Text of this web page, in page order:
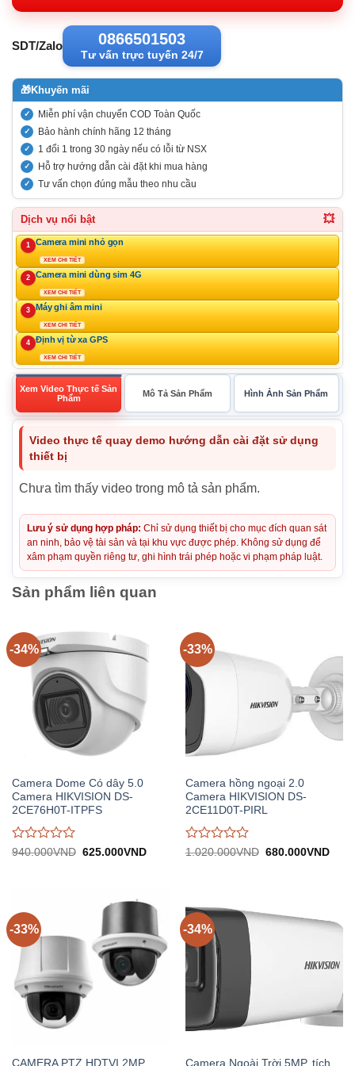
SDT/Zalo 0866501503
Tư vấn trực tuyến 24/7
🎁Khuyến mãi
Miễn phí vận chuyển COD Toàn Quốc
Bảo hành chính hãng 12 tháng
1 đổi 1 trong 30 ngày nếu có lỗi từ NSX
Hỗ trợ hướng dẫn cài đặt khi mua hàng
Tư vấn chọn đúng mẫu theo nhu cầu
Dịch vụ nổi bật 💥
1 Camera mini nhỏ gọn
XEM CHI TIẾT
2 Camera mini dùng sim 4G
XEM CHI TIẾT
3 Máy ghi âm mini
XEM CHI TIẾT
4 Định vị từ xa GPS
XEM CHI TIẾT
Xem Video Thực tế Sản
Phẩm
Mô Tả Sản Phẩm Hình Ảnh Sản Phẩm
Video thực tế quay demo hướng dẫn cài đặt sử dụng
thiết bị
Chưa tìm thấy video trong mô tả sản phẩm.
Lưu ý sử dụng hợp pháp: Chỉ sử dụng thiết bị cho mục đích quan sát
an ninh, bảo vệ tài sản và tại khu vực được phép. Không sử dụng để
xâm phạm quyền riêng tư, ghi hình trái phép hoặc vi phạm pháp luật.
Sản phẩm liên quan
-34%
Camera Dome Có dây 5.0
Camera HIKVISION DS-
2CE76H0T-ITPFS
Được
5
940.000VND Giá
625.000VNDGiá
-33%
Camera hồng ngoại 2.0
Camera HIKVISION DS-
2CE11D0T-PIRL
Được
5
1.020.000VND Giá
680.000VNDGiá
-33%
CAMERA PTZ HDTVI 2MP
-34%
Camera Ngoài Trời 5MP, tích